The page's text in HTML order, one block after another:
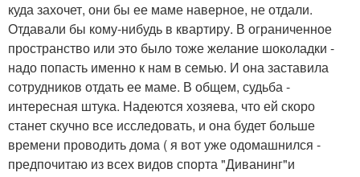
куда захочет, они бы ее маме наверное, не отдали.
Отдавали бы кому-нибудь в квартиру. В ограниченное
пространство или это было тоже желание шоколадки -
надо попасть именно к нам в семью. И она заставила
сотрудников отдать ее маме. В общем, судьба -
интересная штука. Надеются хозяева, что ей скоро
станет скучно все исследовать, и она будет больше
времени проводить дома ( я вот уже одомашнился -
предпочитаю из всех видов спорта "Диванинг"и